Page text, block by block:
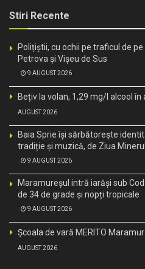
Stiri Recente
Polițiștii, cu ochii pe traficul de
Petrova și Vișeu de Sus
9 AUGUST 2026
Bețiv la volan, 1,29 mg/l alcool în
AUGUST 2026
Baia Sprie își sărbătorește
tradiție și muzică, de Ziua
9 AUGUST 2026
Maramureșul intră iarăși sub
de 34 de grade și nopți tropicale
9 AUGUST 2026
Școala de vară MERITO
AUGUST 2026